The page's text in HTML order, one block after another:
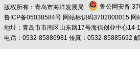
版权所有：青岛市海洋发展局
鲁公网安备
鲁ICP备05038584号 网站标识码3702000015 网
地址：青岛市市南区山东路17号海信创业中心14-
电话：0532-85886981 传真：0532-85885692